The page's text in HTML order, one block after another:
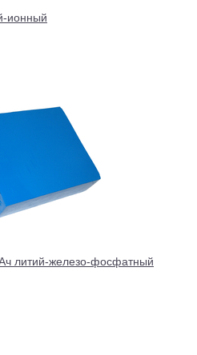
ионный
литий-железо-фосфатный